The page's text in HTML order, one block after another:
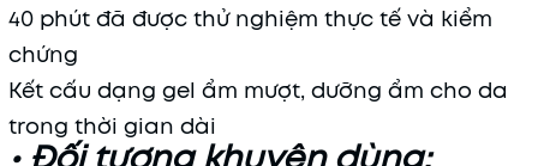
40 phút đã được thử nghiệm thực tế và kiểm
chứng
Kết cấu dạng gel ẩm mượt, dưỡng ẩm cho da
trong thời gian dài